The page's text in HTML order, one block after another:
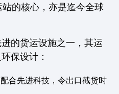
站的核心，亦是迄今全球
的货运设施之一，其运
保设计：
合先进科技，令出口截货时